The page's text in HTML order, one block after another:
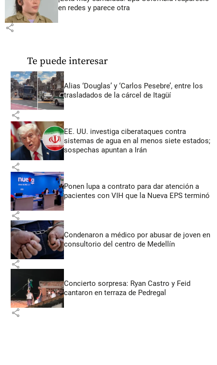
en redes y parece otra
share
Te puede interesar
Alias ‘Douglas’ y ‘Carlos Pesebre’, entre los
trasladados de la cárcel de Itagüí
share
EE. UU. investiga ciberataques contra
sistemas de agua en al menos siete estados;
sospechas apuntan a Irán
share
Ponen lupa a contrato para dar atención a
pacientes con VIH que la Nueva EPS terminó
share
Condenaron a médico por abusar de joven en
consultorio del centro de Medellín
share
Concierto sorpresa: Ryan Castro y Feid
cantaron en terraza de Pedregal
share